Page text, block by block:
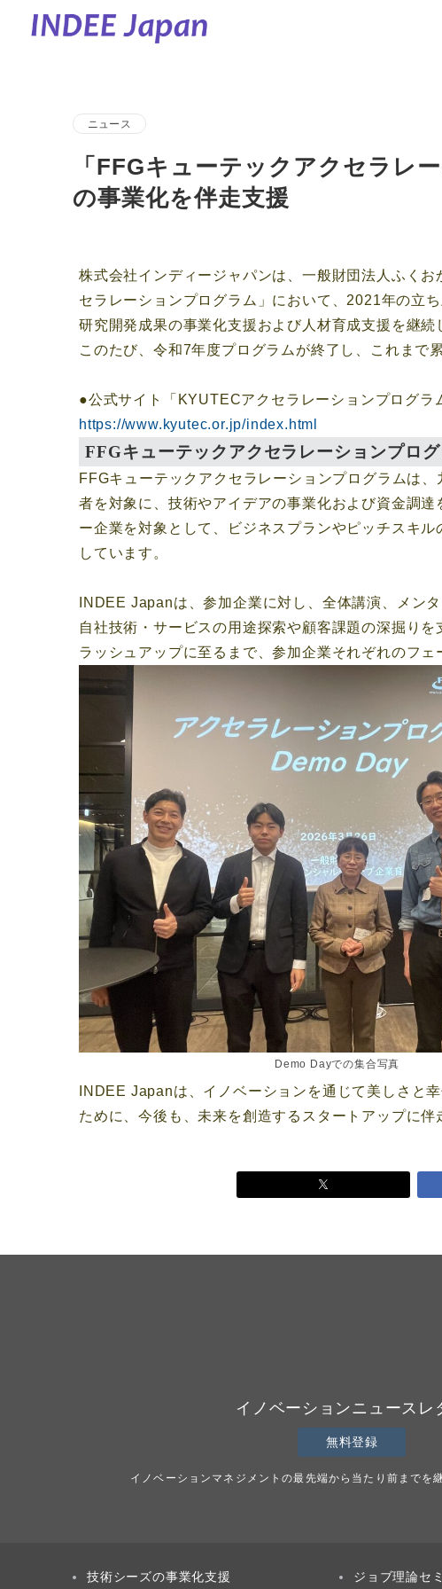
ニュース
「FFGキューテックアクセラレ
の事業化を伴走支援
株式会社インディージャパンは、一般財団法人ふく
セラレーションプログラム」において、2021年の立
研究開発成果の事業化支援および人材育成支援を継続
このたび、令和7年度プログラムが終了し、これまで
●公式サイト「KYUTECアクセラレーションプログラ
https://www.kyutec.or.jp/index.html
FFGキューテックアクセラレーションプロ
FFGキューテックアクセラレーションプログラムは
者を対象に、技術やアイデアの事業化および資金調
ー企業を対象として、ビジネスプランやピッチスキ
しています。
INDEE Japanは、参加企業に対し、全体講演、メン
自社技術・サービスの用途探索や顧客課題の深掘り
ラッシュアップに至るまで、参加企業それぞれのフ
Demo Dayでの集合写真
INDEE Japanは、イノベーションを通じて美しさと
ために、今後も、未来を創造するスタートアップに伴
イノベーションニュースレ
無料登録
イノベーションマネジメントの最先端から当たり前までを
技術シーズの事業化支援 ジョブ理論セ